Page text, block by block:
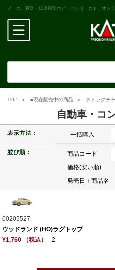
メーカー直送・鉄道模型ホビーセンターカトーオン
TOP ■現在販売中の商品 ストラクチ
自動車・コ
表示方法： 一括購入
並び順： 商品コード
価格(安い順)
発売日＋商品名
00205527
ウッドランド (HO)ラグトップ
¥1,760 （税込）
2